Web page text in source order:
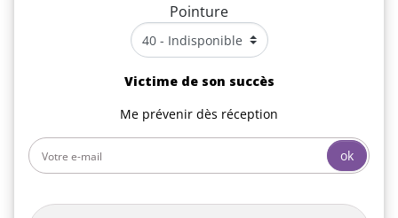
Pointure
Victime de son succès
Me prévenir dès réception
ok